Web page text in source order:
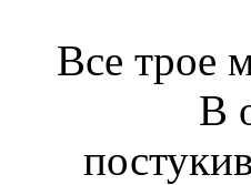
Все трое
В